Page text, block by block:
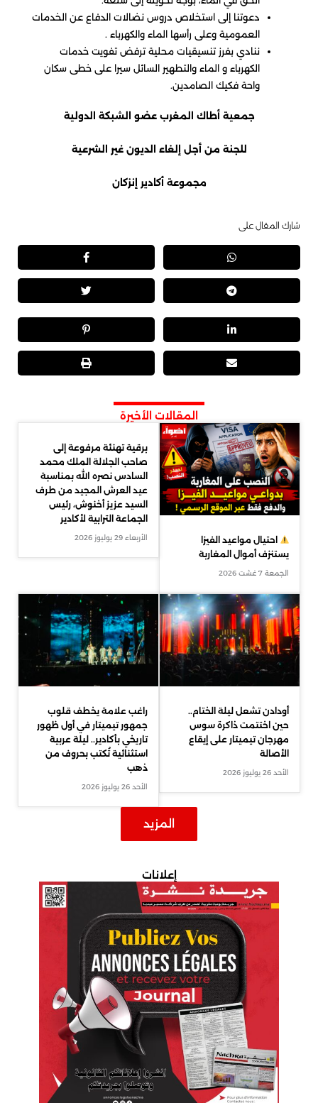
دعوتنا إلى استخلاص دروس نضالات الدفاع عن الخدمات
العمومية وعلى رأسها الماء والكهرباء .
ننادي بفرز تنسيقيات محلية ترفض تفويت خدمات
الكهرباء و الماء والتطهير السائل سيرا على خطى سكان
واحة فكيك الصامدين.
جمعية أطاك المغرب عضو الشبكة الدولية
للجنة من أجل إلغاء الديون غير الشرعية
مجموعة أكادير إنزكان
شارك المقال على
المقالات الأخيرة
احتيال مواعيد الفيزا
يستنزف أموال المغاربة
الجمعة 7 غشت 2026
برقية تهنئة مرفوعة إلى
صاحب الجلالة الملك محمد
السادس نصره الله بمناسبة
عيد العرش المجيد من طرف
السيد عزيز أخنوش، رئيس
الجماعة الترابية لأكادير
الأربعاء 29 يوليوز 2026
أودادن تشعل ليلة الختام..
حين اختتمت ذاكرة سوس
مهرجان تيميتار على إيقاع
الأصالة
الأحد 26 يوليوز 2026
راغب علامة يخطف قلوب
جمهور تيميتار في أول ظهور
تاريخي بأكادير.. ليلة عربية
استثنائية تُكتب بحروف من
ذهب
الأحد 26 يوليوز 2026
المزيد
إعلانات